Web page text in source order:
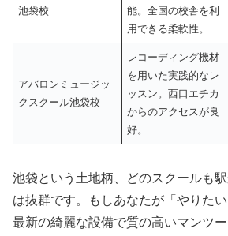
池袋校
能。全国の校舎を利
用できる柔軟性。
アバロンミュージッ
クスクール池袋校
レコーディング機材
を用いた実践的なレ
ッスン。西口エチカ
からのアクセスが良
好。
池袋という土地柄、どのスクールも
は抜群です。もしあなたが「やりたい
最新の綺麗な設備で質の高いマンツ